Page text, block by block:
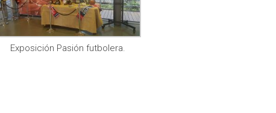
Exposición Pasión futbolera.